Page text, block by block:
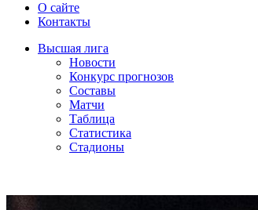
О сайте
Контакты
Высшая лига
Новости
Конкурс прогнозов
Составы
Матчи
Таблица
Статистика
Стадионы